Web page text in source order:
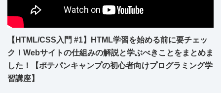
【HTML/CSS入門 #1】HTML学習を始める前に要チェッ
ク！Webサイトの仕組みの解説と学ぶべきことをまとめま
した！【ポテパンキャンプの初心者向けプログラミング学
習講座】